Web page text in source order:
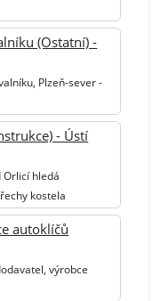
(Ostatní) -
Plzeň-sever -
- Ústí
Orlicí hledá
kostela
autoklíčů
výrobce